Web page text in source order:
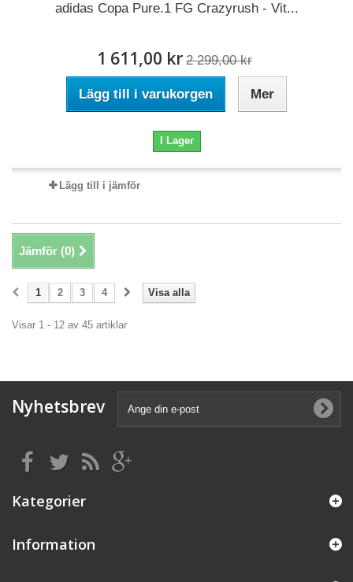
adidas Copa Pure.1 FG Crazyrush - Vit...
1 611,00 kr 2 299,00 kr
Lägg till i varukorgen Mer
I Lager
Lägg till i jämför
Jämför (0)
Visa alla
1 2 3 4
Visar 1 - 12 av 45 artiklar
Nyhetsbrev
Kategorier
Information